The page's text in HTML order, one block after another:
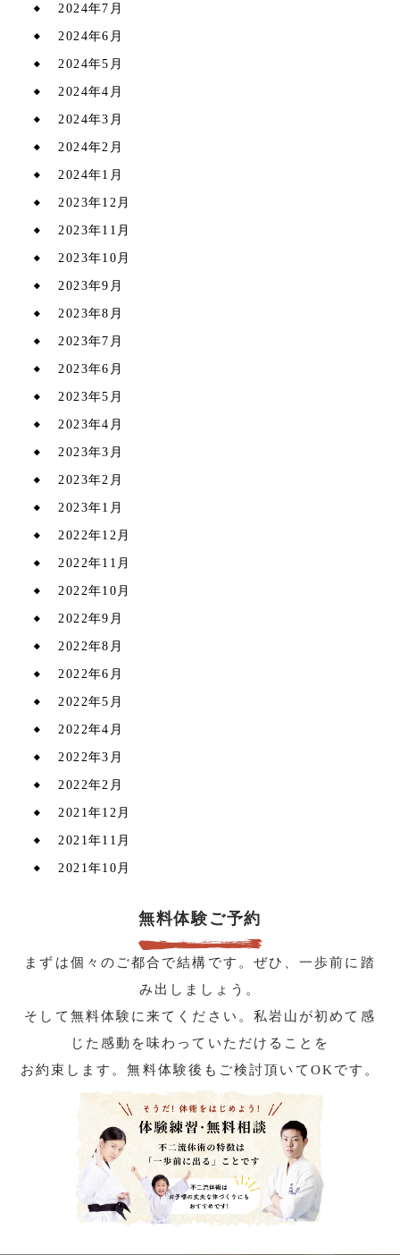
2024年7月
2024年6月
2024年5月
2024年4月
2024年3月
2024年2月
2024年1月
2023年12月
2023年11月
2023年10月
2023年9月
2023年8月
2023年7月
2023年6月
2023年5月
2023年4月
2023年3月
2023年2月
2023年1月
2022年12月
2022年11月
2022年10月
2022年9月
2022年8月
2022年6月
2022年5月
2022年4月
2022年3月
2022年2月
2021年12月
2021年11月
2021年10月
無料体験ご予約
まずは個々のご都合で結構です。ぜひ、一歩前に踏
み出しましょう。
そして無料体験に来てください。私岩山が初めて感
じた感動を味わっていただけることを
お約束します。無料体験後もご検討頂いてOKです。